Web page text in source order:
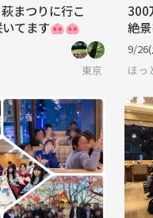
まつりに行こ
いてます🐽🐽
東京
300
絶
9/
ほっ